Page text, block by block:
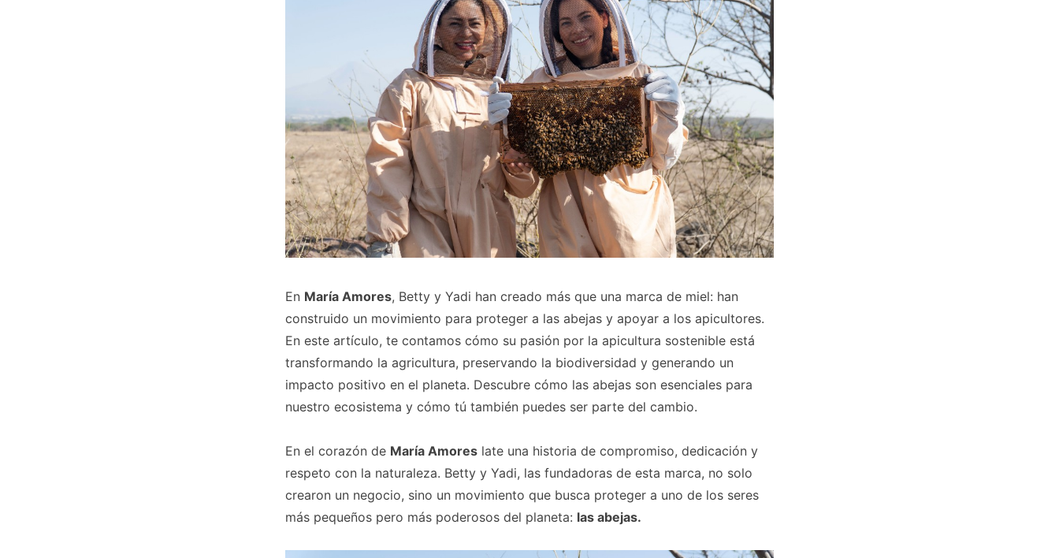
En María Amores, Betty y Yadi han creado más que una marca de miel: han
construido un movimiento para proteger a las abejas y apoyar a los apicultores.
En este artículo, te contamos cómo su pasión por la apicultura sostenible está
transformando la agricultura, preservando la biodiversidad y generando un
impacto positivo en el planeta. Descubre cómo las abejas son esenciales para
nuestro ecosistema y cómo tú también puedes ser parte del cambio.
En el corazón de María Amores late una historia de compromiso, dedicación y
respeto con la naturaleza. Betty y Yadi, las fundadoras de esta marca, no solo
crearon un negocio, sino un movimiento que busca proteger a uno de los seres
más pequeños pero más poderosos del planeta: las abejas.